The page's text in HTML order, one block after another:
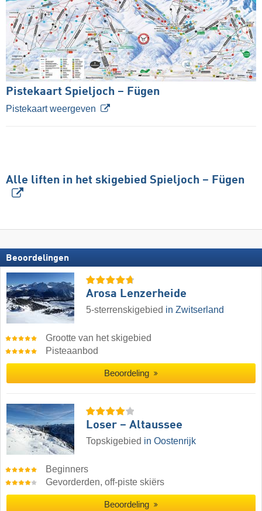
Pistekaart Spieljoch – Fügen
Pistekaart weergeven
Alle liften in het skigebied Spieljoch – Fügen
Beoordelingen
Arosa Lenzerheide
5-sterrenskigebied in Zwitserland
Grootte van het skigebied
Pisteaanbod
Beoordeling
Loser – Altaussee
Topskigebied in Oostenrijk
Beginners
Gevorderden, off-piste skiërs
Beoordeling